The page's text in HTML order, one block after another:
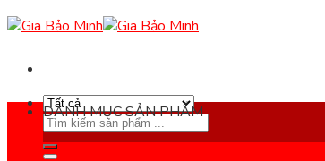
Skip
to
Search
for:
DANH MỤC SẢN PHẨM